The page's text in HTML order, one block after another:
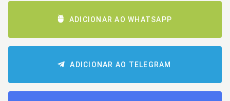
ADICIONAR AO WHATSAPP
ADICIONAR AO TELEGRAM